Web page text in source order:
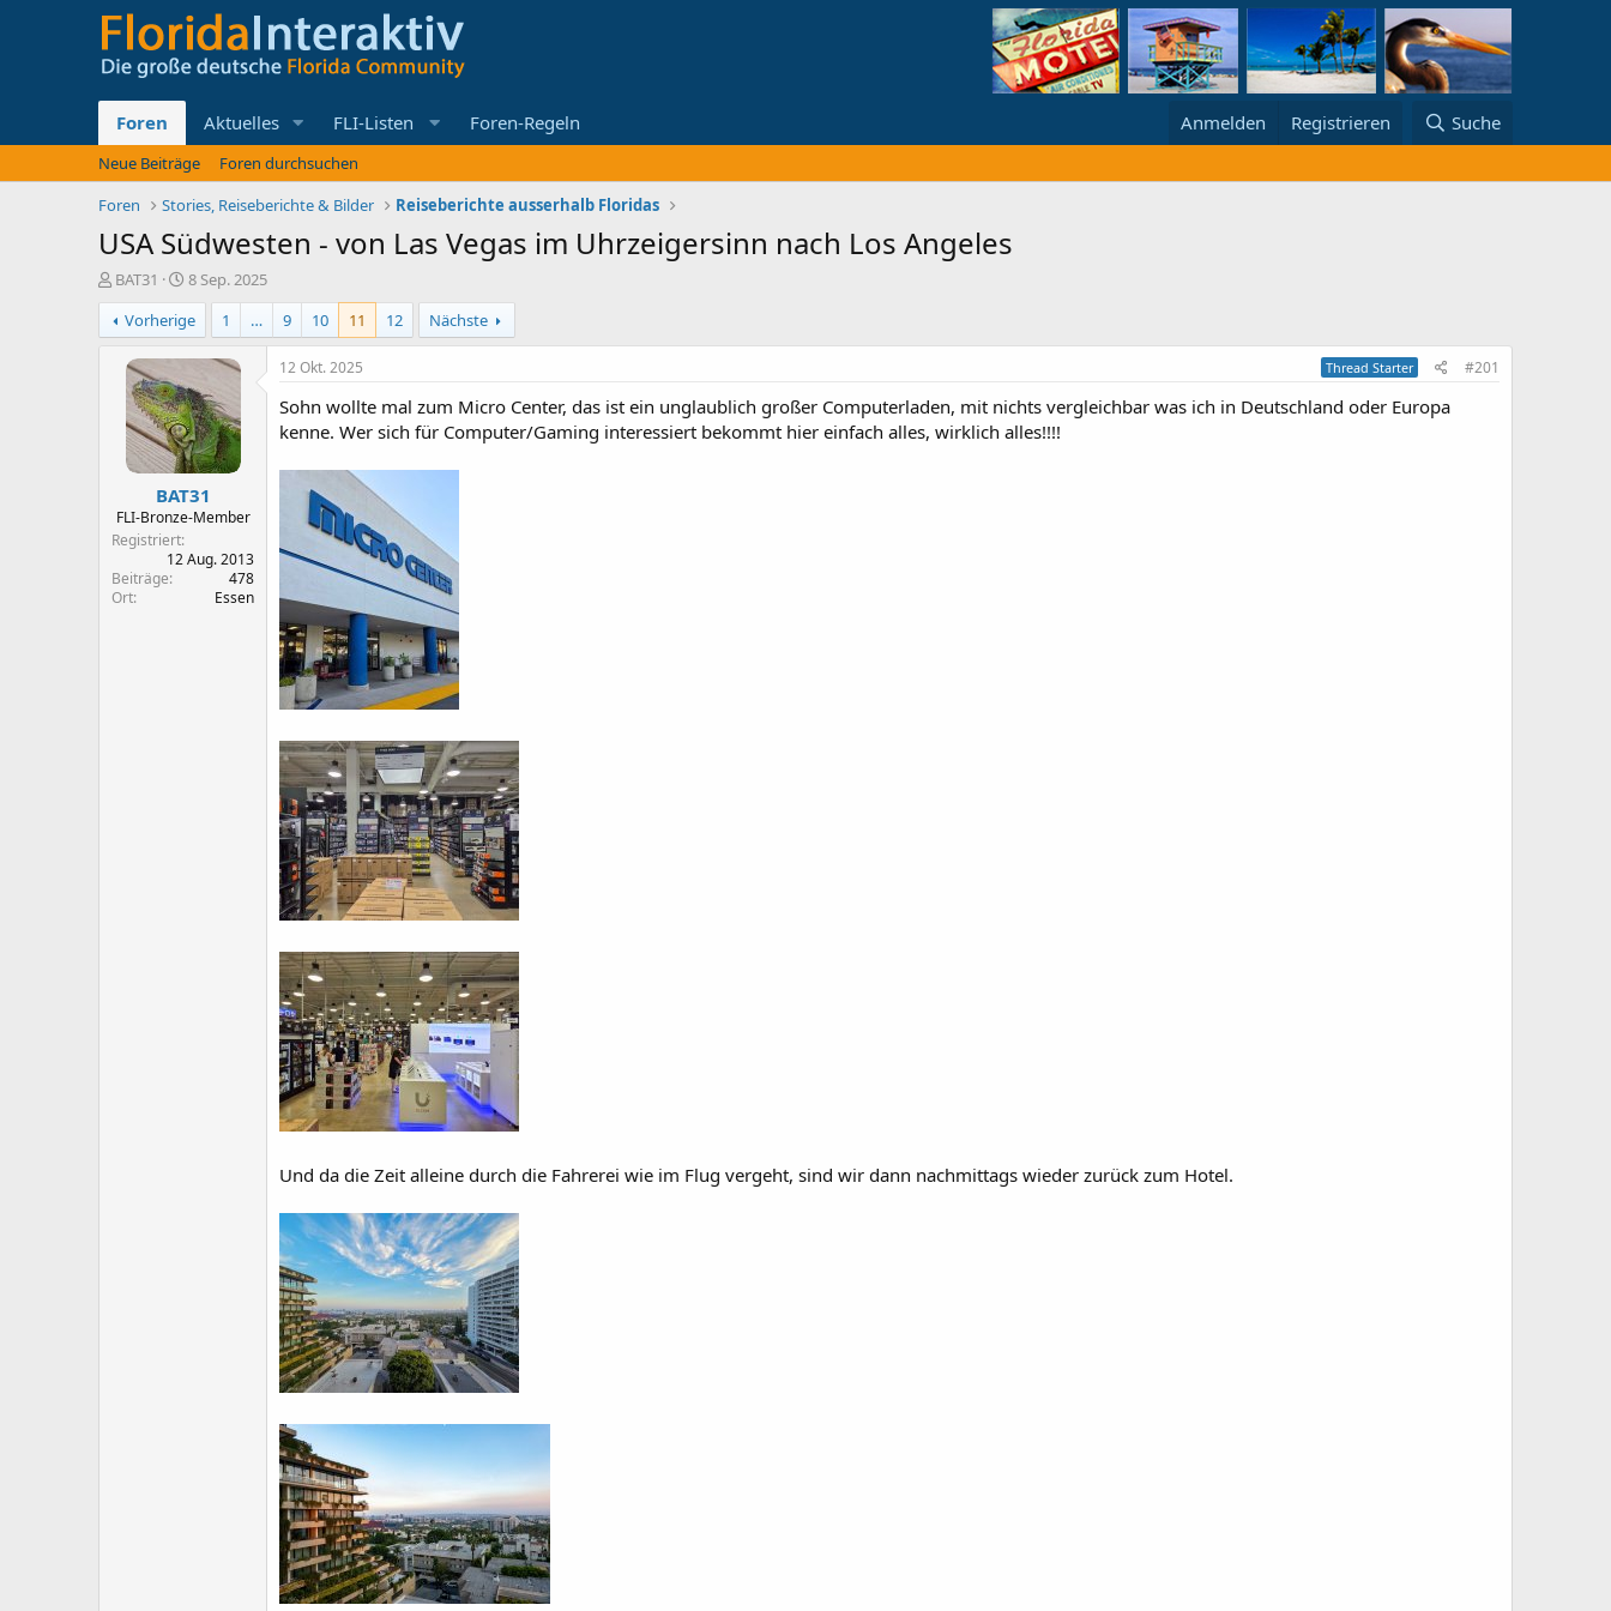
Foren Aktuelles FLI-Listen Foren-Regeln Anmelden Registrieren Suche
Neue Beiträge
Foren durchsuchen
Foren
Stories, Reiseberichte & Bilder Reiseberichte ausserhalb Floridas
USA Südwesten - von Las Vegas im Uhrzeigersinn nach Los Angeles
E
r
s
t
BAT31
E
r
s
t
e
l
l
t
a
m
8 Sep. 2025
Vorherige
1 … 9 10 11 12 Nächste
BAT31
FLI-Bronze-Member
Registriert
12 Aug. 2013
Beiträge
478
Ort
Essen
12 Okt. 2025 Thread Starter #201
Sohn wollte mal zum Micro Center, das ist ein unglaublich großer Computerladen, mit nichts vergleichbar was ich in Deutschland oder Europa
kenne. Wer sich für Computer/Gaming interessiert bekommt hier einfach alles, wirklich alles!!!!
Und da die Zeit alleine durch die Fahrerei wie im Flug vergeht, sind wir dann nachmittags wieder zurück zum Hotel.